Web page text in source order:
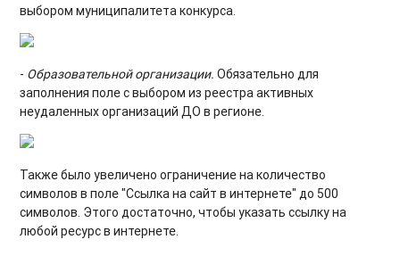
выбором муниципалитета конкурса.
- Образовательной организации. Обязательно для
заполнения поле с выбором из реестра активных
неудаленных организаций ДО в регионе.
Также было увеличено ограничение на количество
символов в поле "Ссылка на сайт в интернете" до 500
символов. Этого достаточно, чтобы указать ссылку на
любой ресурс в интернете.